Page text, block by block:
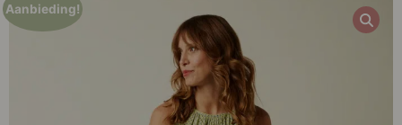
Aanbieding!